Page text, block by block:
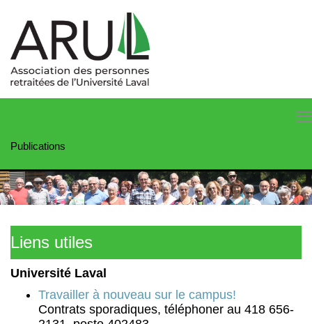
Publications
Liens utiles
Université Laval
Travailler à nouveau sur le campus!
Contrats sporadiques, téléphoner au 418 656-